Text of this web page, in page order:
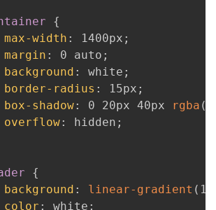
{
max-width : 1400px ;
margin : 0 auto ;
background : white ;
border-radius : 15px ;
box-shadow: 0 20px 40px rgba (
overflow: hidden ;
{
background : linear-gradient (
color : white ;